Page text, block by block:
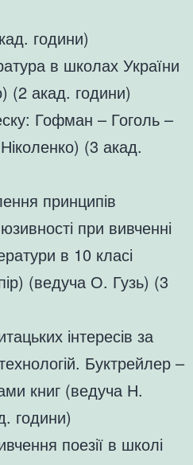
години)
в школах України
(2 акад. години)
Гофман – Гоголь –
(3 акад.
принципів
при вивченні
в 10 класі
(ведуча О. Гузь) (3
інтересів за
Буктрейлер –
книг (ведуча Н.
години)
поезії в школі